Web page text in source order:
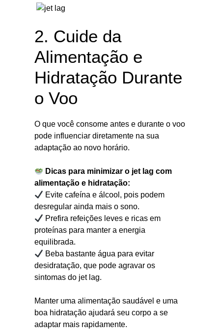
2. Cuide da
Alimentação e
Hidratação Durante
o Voo
O que você consome antes e durante o voo
pode influenciar diretamente na sua
adaptação ao novo horário.
Dicas para minimizar o jet lag com
alimentação e hidratação:
Evite cafeína e álcool, pois podem
desregular ainda mais o sono.
Prefira refeições leves e ricas em
proteínas para manter a energia
equilibrada.
Beba bastante água para evitar
desidratação, que pode agravar os
sintomas do jet lag.
Manter uma alimentação saudável e uma
boa hidratação ajudará seu corpo a se
adaptar mais rapidamente.